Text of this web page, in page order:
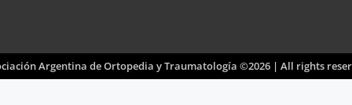
Argentina de Ortopedia y Traumatología ©2026 | All rights